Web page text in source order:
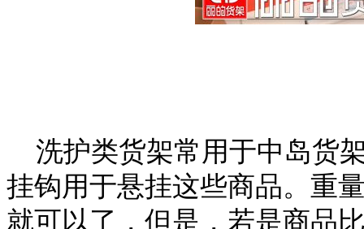
洗护类货架常用于中岛货
挂钩用于悬挂这些商品。重
就可以了，但是，若是商品